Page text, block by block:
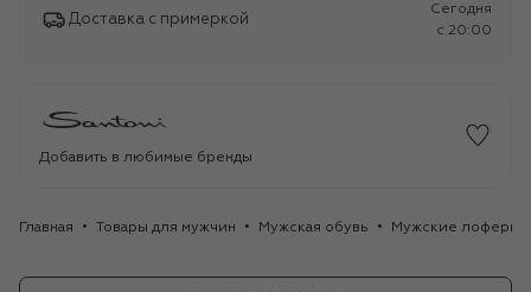
Доставка с примеркой
Сегодня
c 20:00
Добавить в любимые бренды
Главная Товары для мужчин Мужская обувь Мужские лоферы